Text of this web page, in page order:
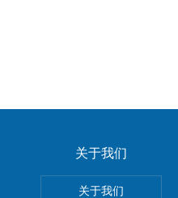
关于我们
关于我们